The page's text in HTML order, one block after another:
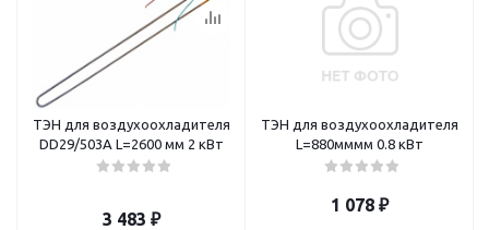
ТЭН для воздухоохладителя
DD29/503A L=2600 мм 2 кВт
3 483 ₽
ТЭН для воздухоохладителя
L=880мммм 0.8 кВт
1 078 ₽